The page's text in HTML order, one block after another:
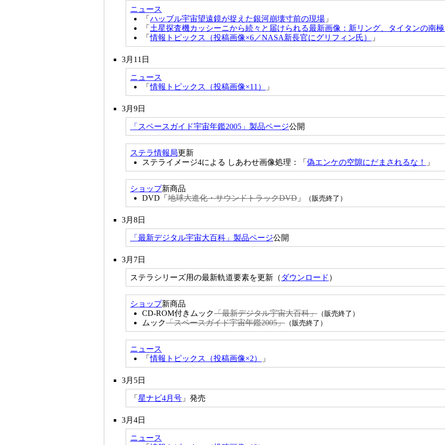
ニュース
「 ハッブル宇宙望遠鏡が捉えた銀河崩壊寸前の現場 」
「 土星探査機カッシーニから続々と届けられる最新画像：新リング、タイタンの南
「情報トピックス（投稿画像×6／NASA新長官にグリフィン氏） 」
3月11日
ニュース
「情報トピックス（投稿画像×11） 」
3月9日
「スペースガイド宇宙年鑑2005」製品ページ公開
ステラ情報局更新
ステライメージ4による しあわせ画像処理：「 偽エンケの空隙にだまされるな！ 」
ショップ新商品
DVD「 地球大進化・サウンドトラックDVD 」 （販売終了）
3月8日
「最新デジタル宇宙大百科」製品ページ公開
3月7日
ステラシリーズ用の最新軌道要素を更新（ ダウンロード ）
ショップ新商品
CD-ROM付きムック「最新デジタル宇宙大百科」 （販売終了）
ムック「スペースガイド宇宙年鑑2005」 （販売終了）
ニュース
「情報トピックス（投稿画像×2） 」
3月5日
「 星ナビ4月号 」発売
3月4日
ニュース